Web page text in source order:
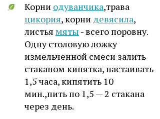
Корни одуванчика,трава
цикория, корни девясила,
листья мяты - всего поровну.
Одну столовую ложку
измельченной смеси залить
стаканом кипятка, настаивать
1,5 часа, кипятить 10
мин.,пить по 1,5 — 2 стакана
через день.